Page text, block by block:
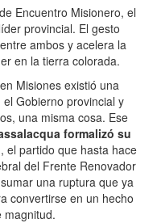
Encuentro Misionero, el
provincial. El gesto
ambos y acelera la
en la tierra colorada.
Misiones existió una
Gobierno provincial y
una misma cosa. Ese
formalizó su
, el partido que hasta hace
del Frente Renovador
una ruptura que ya
convertirse en un hecho
magnitud.